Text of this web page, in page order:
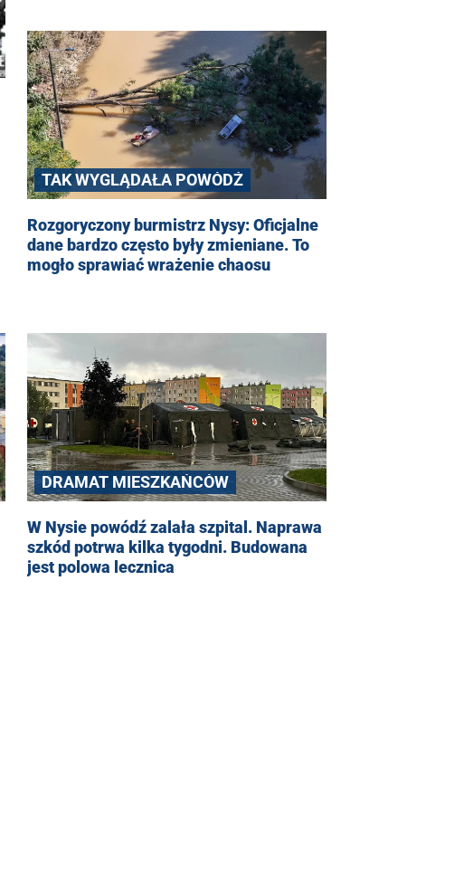
TAK WYGLĄDAŁA POWÓDŹ
Rozgoryczony burmistrz Nysy: Oficjalne
dane bardzo często były zmieniane. To
mogło sprawiać wrażenie chaosu
DRAMAT MIESZKAŃCÓW
W Nysie powódź zalała szpital. Naprawa
szkód potrwa kilka tygodni. Budowana
jest polowa lecznica